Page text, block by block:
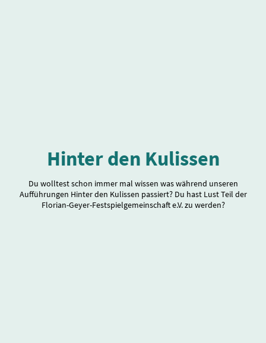
Hinter den Kulissen
Du wolltest schon immer mal wissen was während unseren
Aufführungen Hinter den Kulissen passiert? Du hast Lust Teil der
Florian-Geyer-Festspielgemeinschaft e.V. zu werden?